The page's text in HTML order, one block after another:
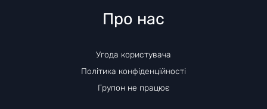
Про нас
Угода користувача
Політика конфіденційності
Групон не працює